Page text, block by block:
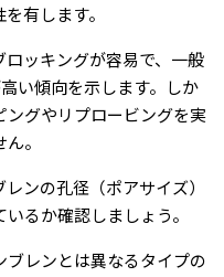
有します。
ッキングが容易で、一般
い傾向を示します。しか
ングやリプロービングを実
。
ンの孔径（ポアサイズ）
るか確認しましょう。
ブレンとは異なるタイプの